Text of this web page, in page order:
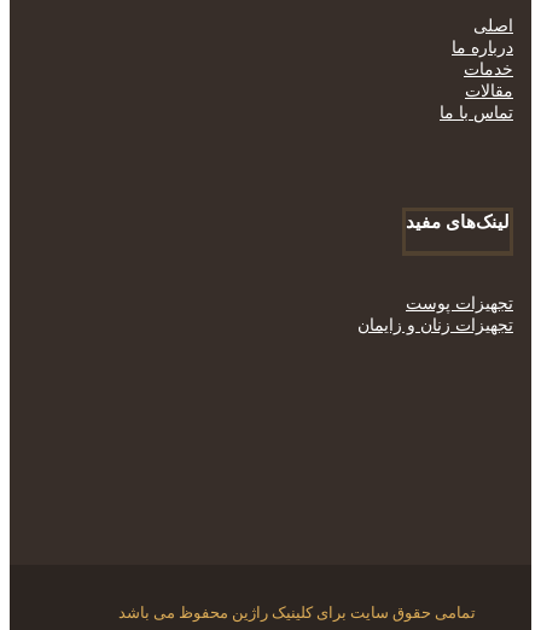
اصلی
درباره ما
خدمات
مقالات
تماس با ما
لینک‌های مفید
تجهیزات پوست
تجهیزات زنان و زایمان
تمامی حقوق سایت برای کلینیک راژین محفوظ می باشد